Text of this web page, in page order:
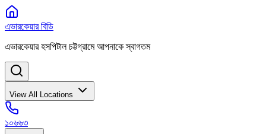
এভারকেয়ার বিডি
এভারকেয়ার হসপিটাল চট্টগ্রামে আপনাকে স্বাগতম
View All Locations
১০৬৬৩